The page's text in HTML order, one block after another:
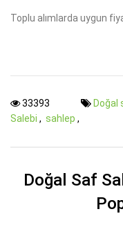
Toplu alımlarda uygun
33393 Doğal
Salebi , sahlep ,
Doğal Saf